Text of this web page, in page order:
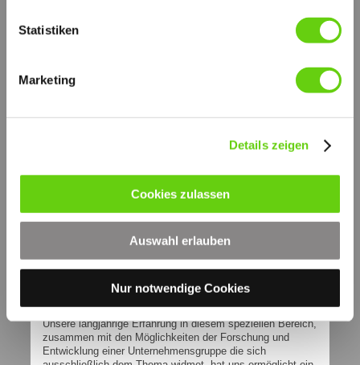
Statistiken
Marketing
Details zeigen
Cookies zulassen
Auswahl erlauben
Nur notwendige Cookies
Alle Proben werden nach folgenden Normen durchgeführt:
Kollaps-Berstdruckprüfung
ISO 2943
ISO 3724:
Nachweis der Durchfluss-Ermüdungseigenschaften
Durchflusswiderstand gegen Volumenstrom
SOLIDE BASIS
SOFIMA HYDRAULIC FILTERS ist das Unternehmen
innerhalb der UFI Filters Gruppe, dass sich mit der
Filtration für mobile Anwendungen befasst.
Unsere langjährige Erfahrung in diesem speziellen Bereich,
zusammen mit den Möglichkeiten der Forschung und
Entwicklung einer Unternehmensgruppe die sich